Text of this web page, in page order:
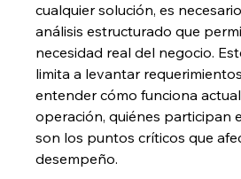
cualquier solución, es
análisis estructurado que
necesidad real del negocio.
limita a levantar
entender cómo funciona
operación, quiénes participan
son los puntos críticos que
desempeño.